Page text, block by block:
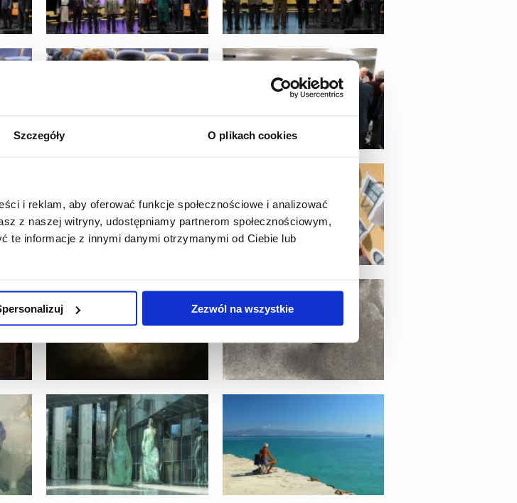
Szczegóły O plikach cookies
i reklam, aby oferować funkcje społecznościowe i analizować
z naszej witryny, udostępniamy partnerom społecznościowym,
te informacje z innymi danymi otrzymanymi od Ciebie lub
Zezwól na wszystkie